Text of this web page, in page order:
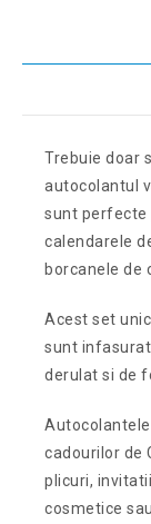
Trebuie doar
autocolantul
sunt perfecte
calendarele
borcanele de
Acest set
sunt
derulat si de
cadourilor de
plicuri,
cosmetice